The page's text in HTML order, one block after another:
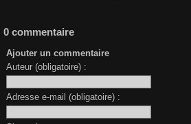
0 commentaire
Ajouter un commentaire
Auteur (obligatoire) :
Adresse e-mail (obligatoire) :